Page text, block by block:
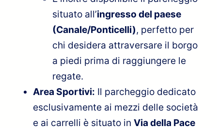
situato all’ingresso del paese
(Canale/Ponticelli), perfetto per
chi desidera attraversare il borgo
a piedi prima di raggiungere le
regate.
Area Sportivi: Il parcheggio dedicato
esclusivamente ai mezzi delle società
e ai carrelli è situato in Via della Pace